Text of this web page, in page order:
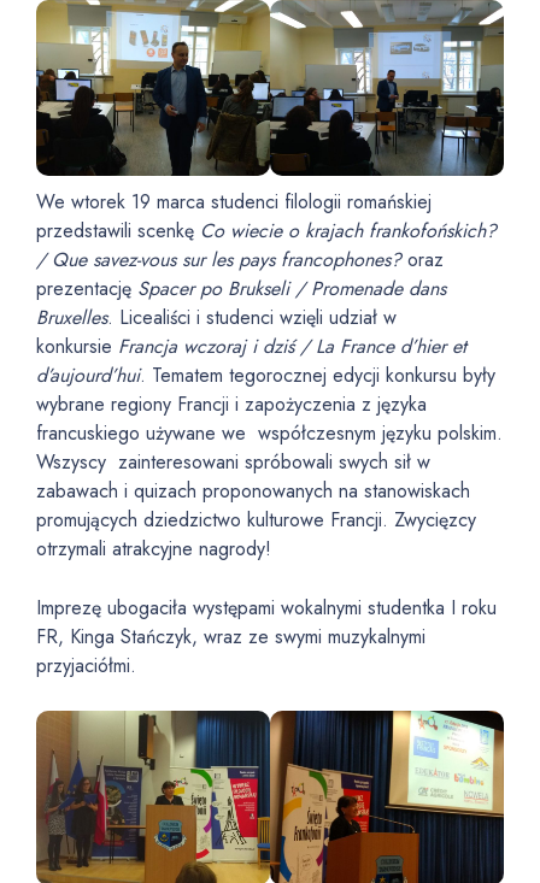
We wtorek 19 marca studenci filologii romańskiej
przedstawili scenkę Co wiecie o krajach frankofońskich?
/ Que savez-vous sur les pays francophones?oraz
prezentację Spacer po Brukseli / Promenade dans
Bruxelles. Licealiści i studenci wzięli udział w
konkursie Francja wczoraj i dziś / La France d’hier et
d’aujourd’hui. Tematem tegorocznej edycji konkursu były
wybrane regiony Francji i zapożyczenia z języka
francuskiego używane we współczesnym języku polskim.
Wszyscy zainteresowani spróbowali swych sił w
zabawach i quizach proponowanych na stanowiskach
promujących dziedzictwo kulturowe Francji. Zwycięzcy
otrzymali atrakcyjne nagrody!
Imprezę ubogaciła występami wokalnymi studentka I roku
FR, Kinga Stańczyk, wraz ze swymi muzykalnymi
przyjaciółmi.